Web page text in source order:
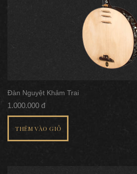
Đàn Nguyệt Khảm Trai
1.000.000 đ
THÊM VÀO GIỎ